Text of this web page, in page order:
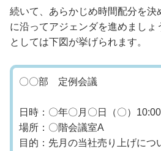
続いて、あらかじめ時間配分を決
に沿ってアジェンダを進めましょ
としては下図が挙げられます。
〇〇部 定例会議
日時：〇年〇月〇日（〇）
場所：〇階会議室A
目的：先月の当社売り上げにつ